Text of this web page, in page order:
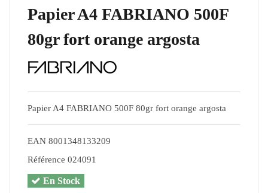
Papier A4 FABRIANO 500F
80gr fort orange argosta
Papier A4 FABRIANO 500F 80gr fort orange argosta
EAN 8001348133209
Référence 024091
En Stock